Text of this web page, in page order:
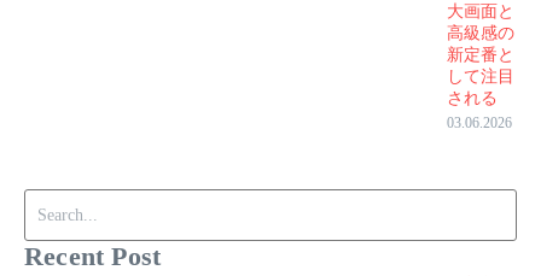
大画面と
高級感の
新定番と
して注目
される
03.06.2026
Recent Post